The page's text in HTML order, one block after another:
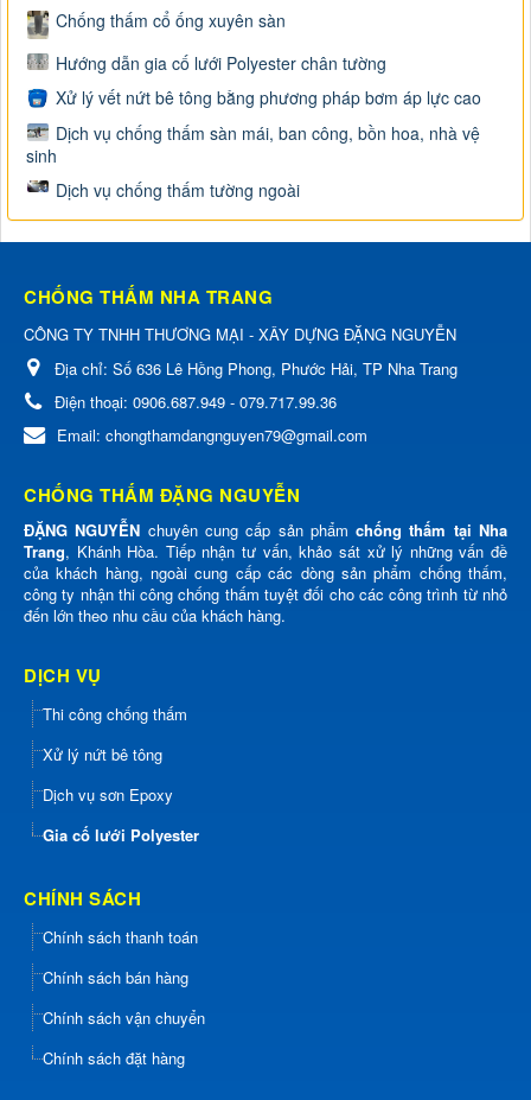
Chống thấm cổ ống xuyên sàn
Hướng dẫn gia cố lưới Polyester chân tường
Xử lý vết nứt bê tông bằng phương pháp bơm áp lực cao
Dịch vụ chống thấm sàn mái, ban công, bồn hoa, nhà vệ
sinh
Dịch vụ chống thấm tường ngoài
CHỐNG THẤM NHA TRANG
CÔNG TY TNHH THƯƠNG MẠI - XÂY DỰNG ĐẶNG NGUYỄN
Địa chỉ: Số 636 Lê Hồng Phong, Phước Hải, TP Nha Trang
Điện thoại: 0906.687.949 - 079.717.99.36
Email: chongthamdangnguyen79@gmail.com
CHỐNG THẤM ĐẶNG NGUYỄN
ĐẶNG NGUYỄN chuyên cung cấp sản phẩmchống thấm tại Nha
Trang, Khánh Hòa. Tiếp nhận tư vấn, khảo sát xử lý những vấn đề
của khách hàng, ngoài cung cấp các dòng sản phẩm chống thấm,
công ty nhận thi công chống thấm tuyệt đối cho các công trình từ nhỏ
đến lớn theo nhu cầu của khách hàng.
DỊCH VỤ
Thi công chống thấm
Xử lý nứt bê tông
Dịch vụ sơn Epoxy
Gia cố lưới Polyester
CHÍNH SÁCH
Chính sách thanh toán
Chính sách bán hàng
Chính sách vận chuyển
Chính sách đặt hàng